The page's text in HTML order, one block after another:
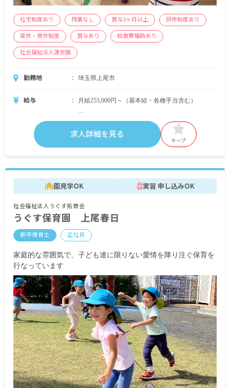
社宅制度あり 残業なし 賞与3ヶ月以上 研修制度あり
産休・育休制度 賞与あり 給食費補助あり
社会福祉法人運営園
勤務地 埼玉県上尾市
給与 月給255,000円～（基本給・各種手当含む）
＜別途支給手当＞
■資格手当
■保育士処遇改善手当（区分2・区分3）
■交通費別途支給
■時間外手当
賞与年2回・3カ月分
昇給あり
※試用期間3カ月／正式採用後と同じ
求人詳細を見る
キープ
園見学OK 実習 申し込みOK
社会福祉法人うぐす拓育会
うぐす保育園 上尾春日
新卒保育士 正社員
家庭的な雰囲気で、子ども達に限りない愛情を降り注ぐ保育を
行なっています